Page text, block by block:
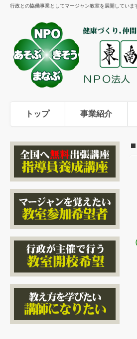
行政との協働事業としてマージャン教室を展開していま
トップ 事業紹介